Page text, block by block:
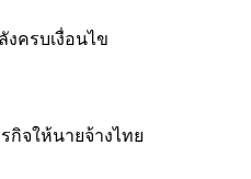
งครบเงื่อนไข
กิจให้นายจ้างไทย